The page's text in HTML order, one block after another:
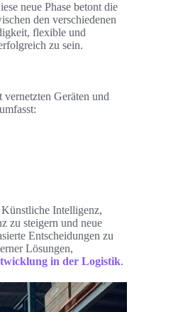
neue Phase betont die
den verschiedenen
flexible und
zu sein.
Geräten und
Intelligenz,
zu steigern und neue
Entscheidungen zu
Lösungen,
in der Logistik.